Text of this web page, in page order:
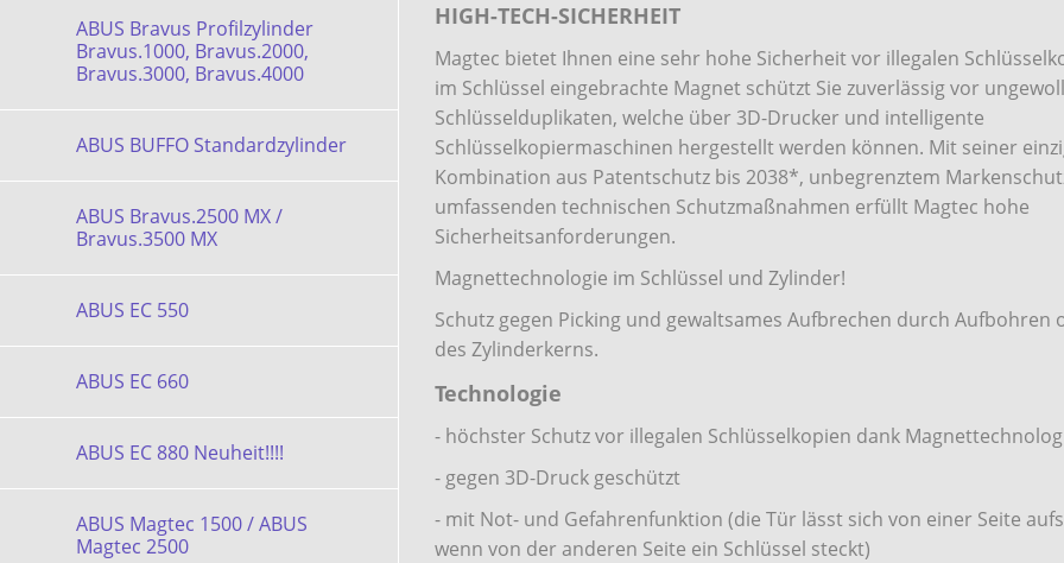
ABUS Bravus Profilzylinder
Bravus.1000, Bravus.2000,
Bravus.3000, Bravus.4000
ABUS BUFFO Standardzylinder
ABUS Bravus.2500 MX /
Bravus.3500 MX
ABUS EC 550
ABUS EC 660
ABUS EC 880 Neuheit!!!!
ABUS Magtec 1500 / ABUS
Magtec 2500
HIGH-TECH-SICHERHEIT
Magtec bietet Ihnen eine sehr hohe Sicherheit vor illegalen
im Schlüssel eingebrachte Magnet schützt Sie zuverlässig vor
Schlüsselduplikaten, welche über 3D-Drucker und intelligente
Schlüsselkopiermaschinen hergestellt werden können. Mit seiner
Kombination aus Patentschutz bis 2038*, unbegrenztem
umfassenden technischen Schutzmaßnahmen erfüllt Magtec hohe
Sicherheitsanforderungen.
Magnettechnologie im Schlüssel und Zylinder!
Schutz gegen Picking und gewaltsames Aufbrechen durch Aufbohren
des Zylinderkerns.
Technologie
- höchster Schutz vor illegalen Schlüsselkopien dank
- gegen 3D-Druck geschützt
- mit Not- und Gefahrenfunktion (die Tür lässt sich von einer Seite
wenn von der anderen Seite ein Schlüssel steckt)